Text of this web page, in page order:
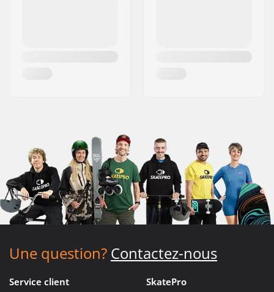
Une question? Contactez-nous
Service client SkatePro